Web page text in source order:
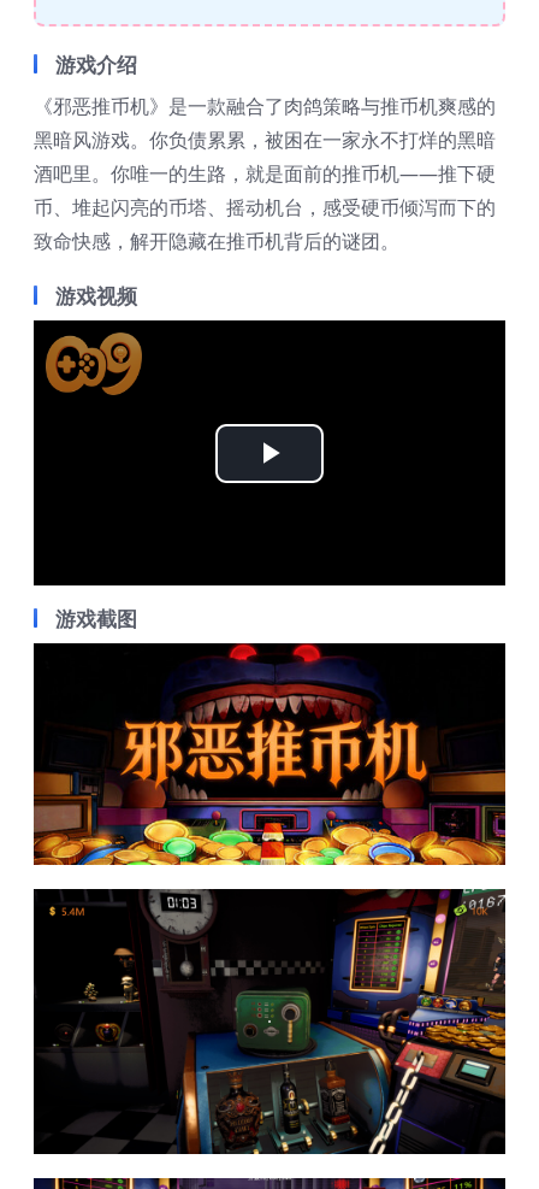
游戏介绍
《邪恶推币机》是一款融合了肉鸽策略与推币机爽感的
黑暗风游戏。你负债累累，被困在一家永不打烊的黑暗
酒吧里。你唯一的生路，就是面前的推币机——推下硬
币、堆起闪亮的币塔、摇动机台，感受硬币倾泻而下的
致命快感，解开隐藏在推币机背后的谜团。
游戏视频
Play
游戏截图